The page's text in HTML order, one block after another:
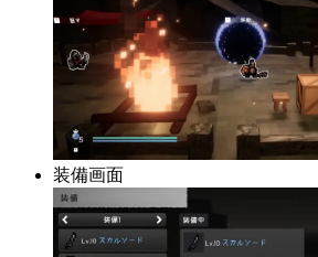
装備画面